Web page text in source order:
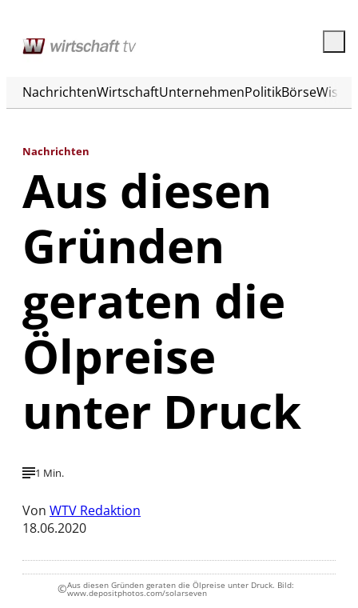
NachrichtenWirtschaftUnternehmenPolitikBörse
Nachrichten
Aus diesen
Gründen
geraten die
Ölpreise
unter Druck
1 Min.
Von WTV Redaktion
18.06.2020
©Aus diesen Gründen geraten die Ölpreise unter Druck. Bild:
www.depositphotos.com/solarseven